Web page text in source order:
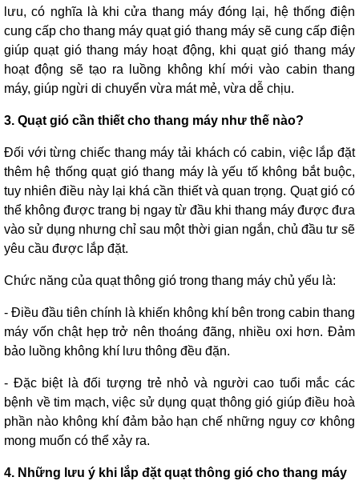
lưu, có nghĩa là khi cửa thang máy đóng lại, hệ thống điện
cung cấp cho thang máy quạt gió thang máy sẽ cung cấp điện
giúp quạt gió thang máy hoạt động, khi quạt gió thang máy
hoạt động sẽ tạo ra luồng không khí mới vào cabin thang
máy, giúp ngừi di chuyển vừa mát mẻ, vừa dễ chịu.
3. Quạt gió cần thiết cho thang máy như thế nào?
Đối với từng chiếc thang máy tải khách có cabin, việc lắp đặt
thêm hệ thống quạt gió thang máy là yếu tố không bắt buộc,
tuy nhiên điều này lại khá cần thiết và quan trọng. Quạt gió có
thể không được trang bị ngay từ đầu khi thang máy được đưa
vào sử dụng nhưng chỉ sau một thời gian ngắn, chủ đầu tư sẽ
yêu cầu được lắp đặt.
Chức năng của quạt thông gió trong thang máy chủ yếu là:
- Điều đầu tiên chính là khiến không khí bên trong cabin thang
máy vốn chật hẹp trở nên thoáng đãng, nhiều oxi hơn. Đảm
bảo luồng không khí lưu thông đều đặn.
- Đặc biệt là đối tượng trẻ nhỏ và người cao tuổi mắc các
bệnh về tim mạch, việc sử dụng quạt thông gió giúp điều hoà
phần nào không khí đảm bảo hạn chế những nguy cơ không
mong muốn có thể xảy ra.
4. Những lưu ý khi lắp đặt quạt thông gió cho thang máy